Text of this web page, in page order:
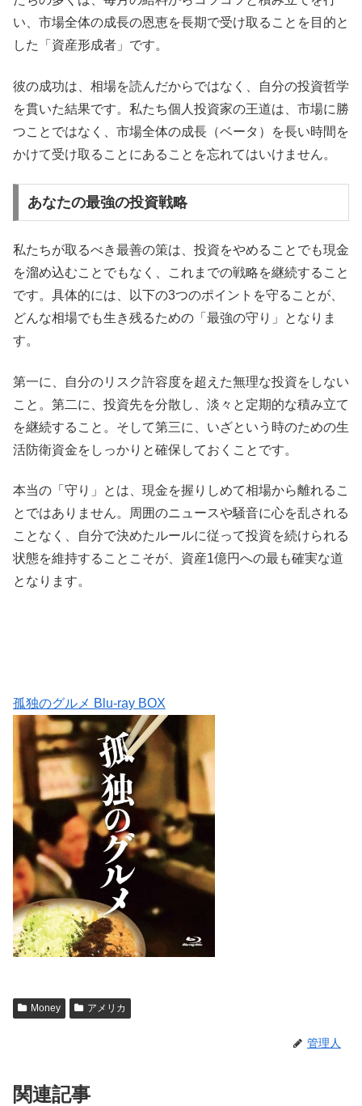
い、市場全体の成長の恩恵を長期で受け取ることを目的と
した「資産形成者」です。
彼の成功は、相場を読んだからではなく、自分の投資哲学
を貫いた結果です。私たち個人投資家の王道は、市場に勝
つことではなく、市場全体の成長（ベータ）を長い時間を
かけて受け取ることにあることを忘れてはいけません。
あなたの最強の投資戦略
私たちが取るべき最善の策は、投資をやめることでも現金
を溜め込むことでもなく、これまでの戦略を継続すること
です。具体的には、以下の3つのポイントを守ることが、
どんな相場でも生き残るための「最強の守り」となりま
す。
第一に、自分のリスク許容度を超えた無理な投資をしない
こと。第二に、投資先を分散し、淡々と定期的な積み立て
を継続すること。そして第三に、いざという時のための生
活防衛資金をしっかりと確保しておくことです。
本当の「守り」とは、現金を握りしめて相場から離れるこ
とではありません。周囲のニュースや騒音に心を乱される
ことなく、自分で決めたルールに従って投資を続けられる
状態を維持することこそが、資産1億円への最も確実な道
となります。
孤独のグルメ Blu-ray BOX
Money アメリカ
管理人
関連記事